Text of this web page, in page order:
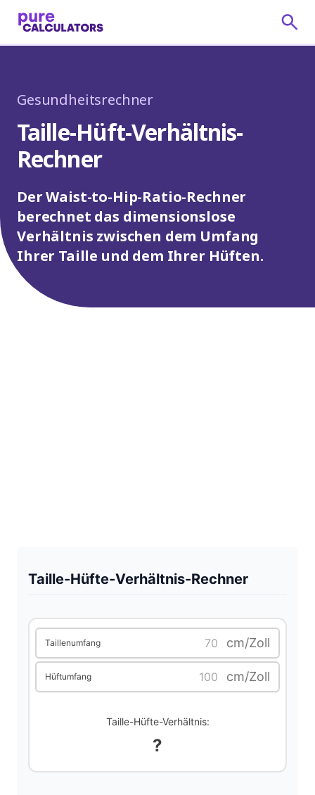
Gesundheitsrechner
Taille-Hüft-Verhältnis-
Rechner
Der Waist-to-Hip-Ratio-Rechner
berechnet das dimensionslose
Verhältnis zwischen dem Umfang
Ihrer Taille und dem Ihrer Hüften.
Taille-Hüfte-Verhältnis-Rechner
Taillenumfang cm/Zoll
Hüftumfang cm/Zoll
Taille-Hüfte-Verhältnis:
?